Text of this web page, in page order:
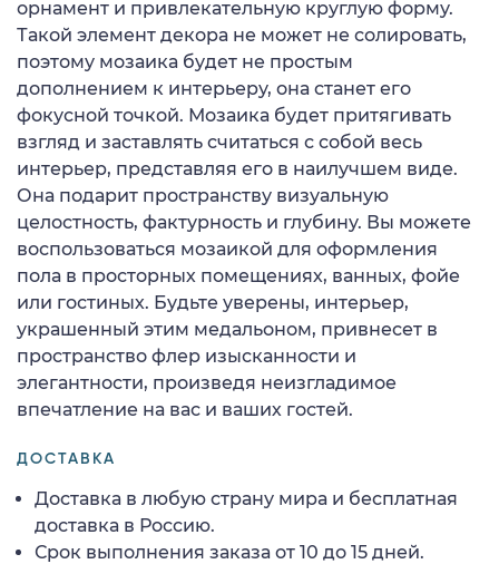
орнамент и привлекательную круглую форму.
Такой элемент декора не может не солировать,
поэтому мозаика будет не простым
дополнением к интерьеру, она станет его
фокусной точкой. Мозаика будет притягивать
взгляд и заставлять считаться с собой весь
интерьер, представляя его в наилучшем виде.
Она подарит пространству визуальную
целостность, фактурность и глубину. Вы можете
воспользоваться мозаикой для оформления
пола в просторных помещениях, ванных, фойе
или гостиных. Будьте уверены, интерьер,
украшенный этим медальоном, привнесет в
пространство флер изысканности и
элегантности, произведя неизгладимое
впечатление на вас и ваших гостей.
ДОСТАВКА
Доставка в любую страну мира и бесплатная
доставка в Россию.
Срок выполнения заказа от 10 до 15 дней.